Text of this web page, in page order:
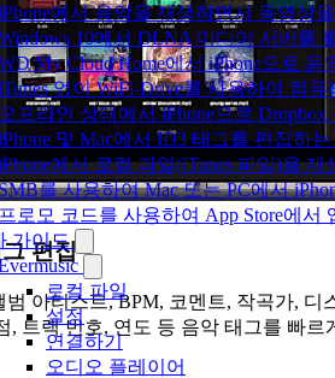
에서 음악을 재생하면서 동영상
10에서 DLNA 미디어 서버를
My Cloud Home에서 iPhone으로
없이 WiFi-Drive를 사용하여 컴
오프라인 상태에서 iPhone으로
및 Mac에서 ID3 태그를 편집하
에서 로컬 파일(iTunes 파일)을 재
를 사용하여 Mac 또는 PC에서
프로모 코드를 사용하여 App Store에
가이드
로컬 파일
설정
연결하기
오디오 플레이어
편집
아티스트, BPM, 코멘트, 작곡가, 디
, 트랙 번호, 연도 등 음악 태그를 빠르